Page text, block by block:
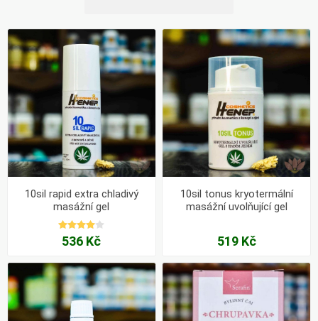
10sil rapid extra chladivý
masážní gel
536 Kč
10sil tonus kryotermální
masážní uvolňující gel
519 Kč